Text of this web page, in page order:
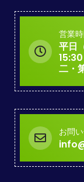
営業
平
二・
お問